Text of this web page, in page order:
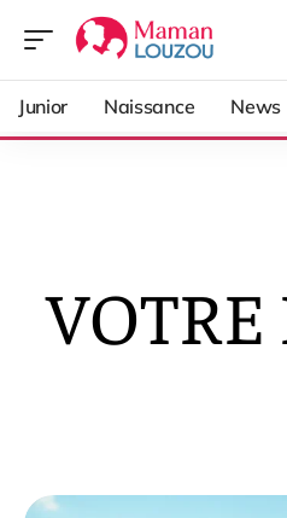
Junior Naissance News
VOTRE